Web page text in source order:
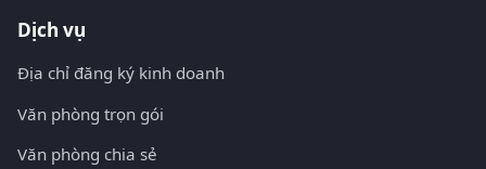
Dịch vụ
Địa chỉ đăng ký kinh doanh
Văn phòng trọn gói
Văn phòng chia sẻ